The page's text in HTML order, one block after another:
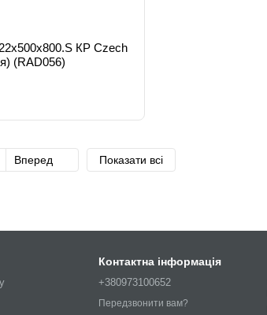
КР Czech
(RAD056)
Вперед Показати всі
Контактна інформація
+380973100652
Передзвонити вам?